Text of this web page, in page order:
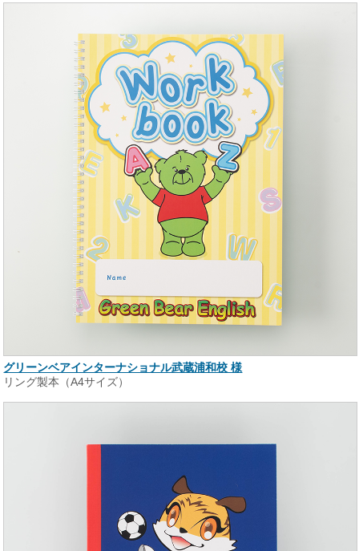
グリーンベアインターナショナル武蔵浦和校 様
リング製本（A4サイズ）